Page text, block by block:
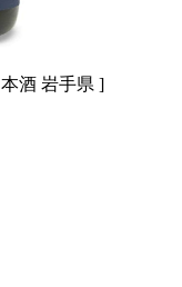
酒 岩手県 ]